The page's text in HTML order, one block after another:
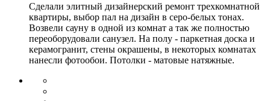
Сделали элитный дизайнерский ремонт трехкомнатной
квартиры, выбор пал на дизайн в серо-белых тонах.
Возвели сауну в одной из комнат а так же полностью
переоборудовали санузел. На полу - паркетная доска и
керамогранит, стены окрашены, в некоторых комнатах
нанесли фотообои. Потолки - матовые натяжные.